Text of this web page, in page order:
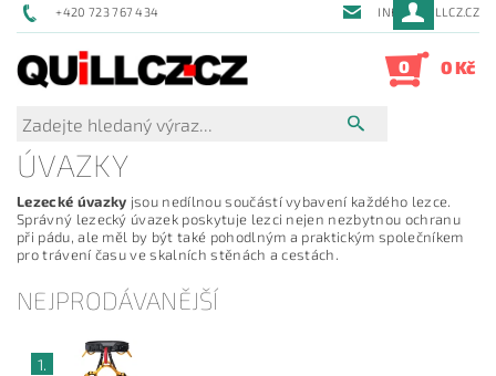
+420 723 767 434 INFO@QUILLCZ.CZ
0 0 Kč
ÚVAZKY
Lezecké úvazky jsou nedílnou součástí vybavení každého lezce.
Správný lezecký úvazek poskytuje lezci nejen nezbytnou ochranu
při pádu, ale měl by být také pohodlným a praktickým společníkem
pro trávení času ve skalních stěnách a cestách.
NEJPRODÁVANĚJŠÍ
1.